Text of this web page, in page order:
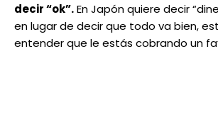
decir “ok”.En Japón quiere decir
en lugar de decir que todo va bien,
entender que le estás cobrando un